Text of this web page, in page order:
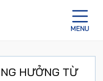
HƯỞNG TỪ